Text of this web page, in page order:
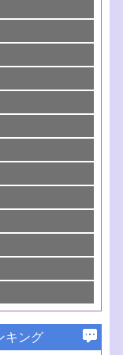
における触媒作用の
ルギー・資源・環境
セス
錯体触媒
錯体触媒
ウム
，不均一性について
議
キング